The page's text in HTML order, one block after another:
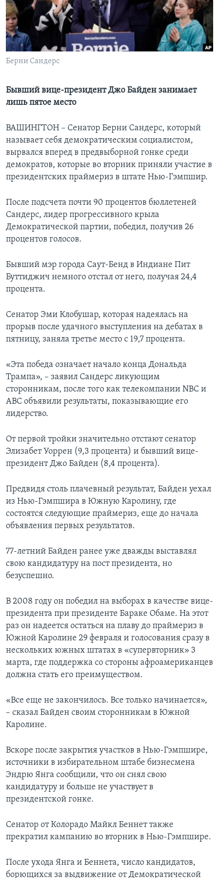
Learning English
СОЦИАЛЬНЫЕ СЕТИ
Языки
Берни Сандерс
Бывший вице-президент Джо Байден занимает
лишь пятое место
ВАШИНГТОН – Сенатор Берни Сандерс, который
называет себя демократическим социалистом,
вырвался вперед в предвыборной гонке среди
демократов, которые во вторник приняли участие в
президентских праймериз в штате Нью-Гэмпшир.
После подсчета почти 90 процентов бюллетеней
Сандерс, лидер прогрессивного крыла
Демократической партии, победил, получив 26
процентов голосов.
Бывший мэр города Саут-Бенд в Индиане Пит
Буттиджич немного отстал от него, получая 24,4
процента.
Сенатор Эми Клобушар, которая надеялась на
прорыв после удачного выступления на дебатах в
пятницу, заняла третье место с 19,7 процента.
«Эта победа означает начало конца Дональда
Трампа», – заявил Сандерс ликующим
сторонникам, после того как телекомпании NBC и
АВС объявили результаты, показывающие его
лидерство.
От первой тройки значительно отстают сенатор
Элизабет Уоррен (9,3 процента) и бывший вице-
президент Джо Байден (8,4 процента).
Предвидя столь плачевный результат, Байден уехал
из Нью-Гэмпшира в Южную Каролину, где
состоятся следующие праймериз, еще до начала
объявления первых результатов.
77-летний Байден ранее уже дважды выставлял
свою кандидатуру на пост президента, но
безуспешно.
В 2008 году он победил на выборах в качестве вице-
президента при президенте Бараке Обаме. На этот
раз он надеется остаться на плаву до праймериз в
Южной Каролине 29 февраля и голосования сразу в
нескольких южных штатах в «супервторник» 3
марта, где поддержка со стороны афроамериканцев
должна стать его преимуществом.
«Все еще не закончилось. Все только начинается»,
– сказал Байден своим сторонникам в Южной
Каролине.
Вскоре после закрытия участков в Нью-Гэмпшире,
источники в избирательном штабе бизнесмена
Эндрю Янга сообщили, что он снял свою
кандидатуру и больше не участвует в
президентской гонке.
Сенатор от Колорадо Майкл Беннет также
прекратил кампанию во вторник в Нью-Гэмпшире.
После ухода Янга и Беннета, число кандидатов,
борющихся за выдвижение от Демократической